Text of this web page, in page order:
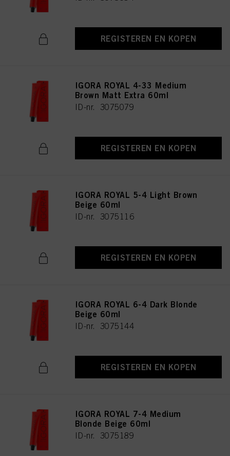
REGISTEREN EN KOPEN
IGORA ROYAL 4-33 Medium
Brown Matt Extra 60ml
ID-nr. 3075079
REGISTEREN EN KOPEN
IGORA ROYAL 5-4 Light Brown
Beige 60ml
ID-nr. 3075116
REGISTEREN EN KOPEN
IGORA ROYAL 6-4 Dark Blonde
Beige 60ml
ID-nr. 3075144
REGISTEREN EN KOPEN
IGORA ROYAL 7-4 Medium
Blonde Beige 60ml
ID-nr. 3075189